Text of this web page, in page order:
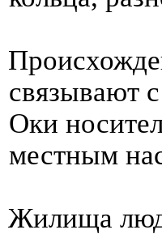
связывают
Оки
местным
Жилища